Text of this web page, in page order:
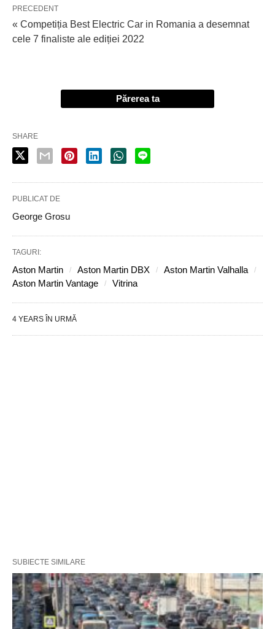
PRECEDENT
« Competiția Best Electric Car in Romania a desemnat
cele 7 finaliste ale ediției 2022
Părerea ta
SHARE
PUBLICAT DE
George Grosu
TAGURI:
Aston Martin Aston Martin DBX
Aston Martin Valhalla
Aston Martin Vantage
Vitrina
4 YEARS ÎN URMĂ
SUBIECTE SIMILARE